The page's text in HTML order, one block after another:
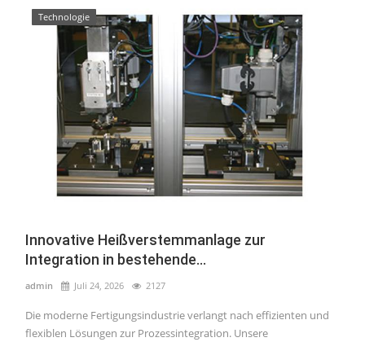
Technologie
Innovative Heißverstemmanlage zur
Integration in bestehende...
admin Juli 24, 2026 2127
Die moderne Fertigungsindustrie verlangt nach effizienten und
flexiblen Lösungen zur Prozessintegration. Unsere